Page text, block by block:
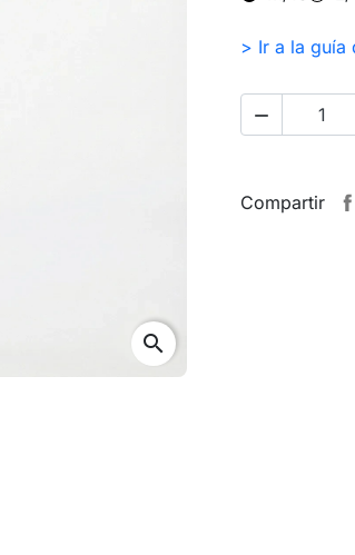
search
> Ir a la guía

Compartir